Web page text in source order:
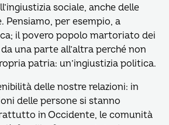
sociale, anche delle
Pensiamo, per esempio, a
il povero popolo martoriato dei
una parte all’altra perché non
patria: un’ingiustizia politica.
delle nostre relazioni: in
delle persone si stanno
in Occidente, le comunità